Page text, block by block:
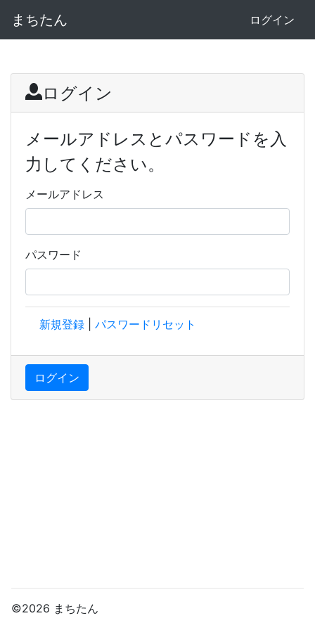
まちたん ログイン
ログイン
メールアドレスとパスワードを入
力してください。
メールアドレス
パスワード
新規登録 パスワードリセット
ログイン
©2026 まちたん